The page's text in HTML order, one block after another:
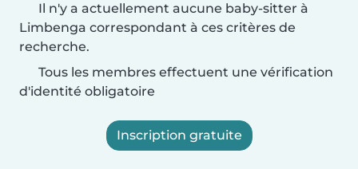
Il n'y a actuellement aucune baby-sitter à
Limbenga correspondant à ces critères de
recherche.
Tous les membres effectuent une vérification
d'identité obligatoire
Inscription gratuite